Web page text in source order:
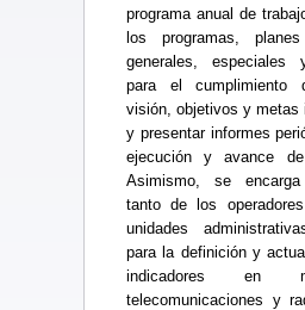
programa anual de
los programas,
generales, especiales
para el cumplimiento
visión, objetivos y metas
y presentar informes
ejecución y avance
Asimismo, se
tanto de los
unidades
para la definición y
indicadores en
telecomunicaciones y